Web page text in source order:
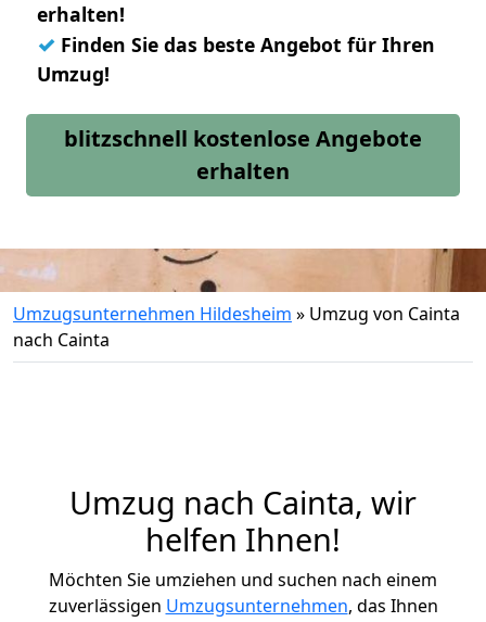
erhalten!
✓ Finden Sie das beste Angebot für Ihren
Umzug!
blitzschnell kostenlose Angebote
erhalten
Umzugsunternehmen Hildesheim » Umzug von Cainta
nach Cainta
Umzug nach Cainta, wir
helfen Ihnen!
Möchten Sie umziehen und suchen nach einem
zuverlässigen Umzugsunternehmen, das Ihnen